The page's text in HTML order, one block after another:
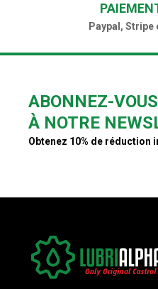
Paypal,
ABONNEZ-VOUS
À NOTRE
Obtenez 10% de réduction